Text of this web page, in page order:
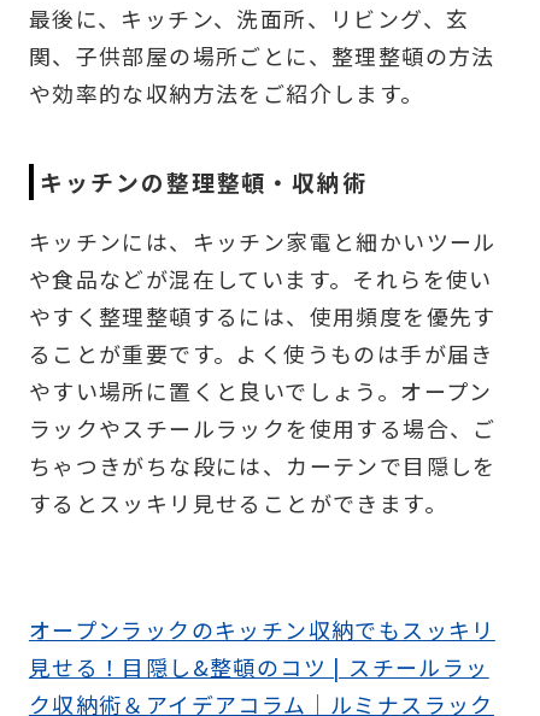
最後に、キッチン、洗面所、リビング、玄
関、子供部屋の場所ごとに、整理整頓の方法
や効率的な収納方法をご紹介します。
キッチンの整理整頓・収納術
キッチンには、キッチン家電と細かいツール
や食品などが混在しています。それらを使い
やすく整理整頓するには、使用頻度を優先す
ることが重要です。よく使うものは手が届き
やすい場所に置くと良いでしょう。オープン
ラックやスチールラックを使用する場合、ご
ちゃつきがちな段には、カーテンで目隠しを
するとスッキリ見せることができます。
オープンラックのキッチン収納でもスッキリ
見せる！目隠し&整頓のコツ | スチールラッ
ク収納術＆アイデアコラム｜ルミナスラック